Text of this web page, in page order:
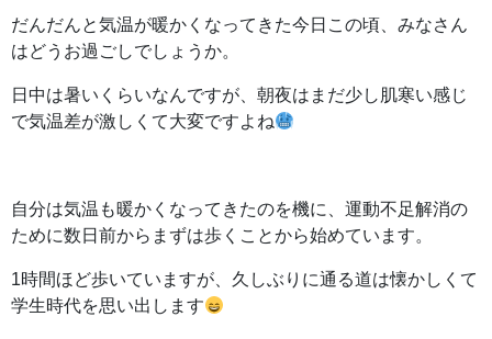
だんだんと気温が暖かくなってきた今日この頃、みなさん
はどうお過ごしでしょうか。
日中は暑いくらいなんですが、朝夜はまだ少し肌寒い感じ
で気温差が激しくて大変ですよね
自分は気温も暖かくなってきたのを機に、運動不足解消の
ために数日前からまずは歩くことから始めています。
1時間ほど歩いていますが、久しぶりに通る道は懐かしくて
学生時代を思い出します